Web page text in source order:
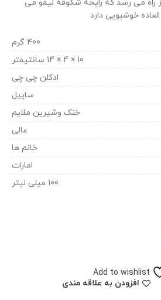
از راه می رسد که رایحه شکوفه لیمو می
خوشبویی دارد
400 گرم
10 × 4 × 14 سانتیمتر
ادکلن چی چی
ساپیل
خنک وشیرین ملایم
عالی
خانم ها
امارات
100 میلی لیتر
Add to wishlist
افزودن به علاقه مندی